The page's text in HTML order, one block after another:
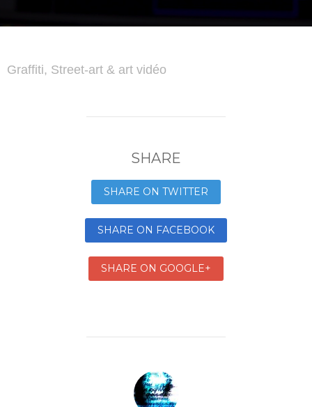
Graffiti, Street-art & art vidéo
SHARE
SHARE ON TWITTER
SHARE ON FACEBOOK
SHARE ON GOOGLE+